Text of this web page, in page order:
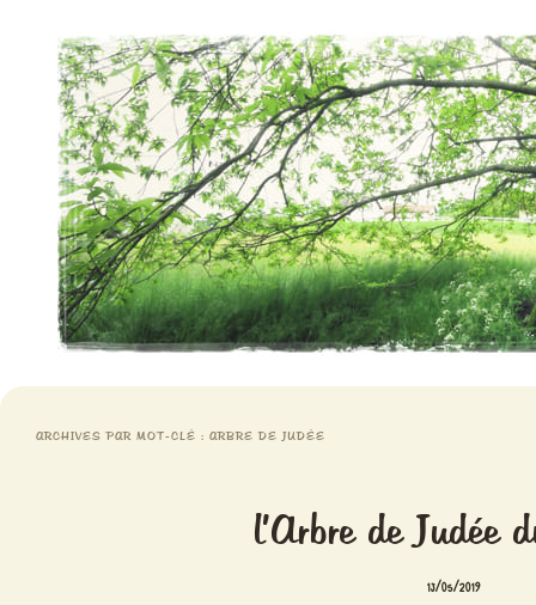
Meristemes
ARCHIVES PAR MOT-CLÉ : ARBRE DE JUDÉE
l’Arbre de Judée
13/05/2019